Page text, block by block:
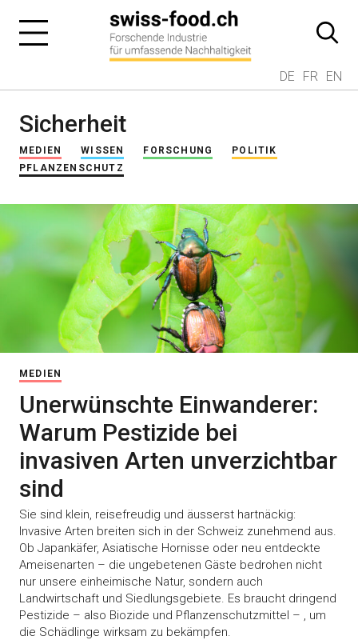
DE FR EN
Sicherheit
MEDIEN WISSEN FORSCHUNG
POLITIK
PFLANZENSCHUTZ
MEDIEN
Unerwünschte Einwanderer:
Warum Pestizide bei
invasiven Arten unverzichtbar
sind
Sie sind klein, reisefreudig und äusserst hartnäckig:
Invasive Arten breiten sich in der Schweiz zunehmend aus.
Ob Japankäfer, Asiatische Hornisse oder neu entdeckte
Ameisenarten – die ungebetenen Gäste bedrohen nicht
nur unsere einheimische Natur, sondern auch
Landwirtschaft und Siedlungsgebiete. Es braucht dringend
Pestizide – also Biozide und Pflanzenschutzmittel – , um
die Schädlinge wirksam zu bekämpfen.